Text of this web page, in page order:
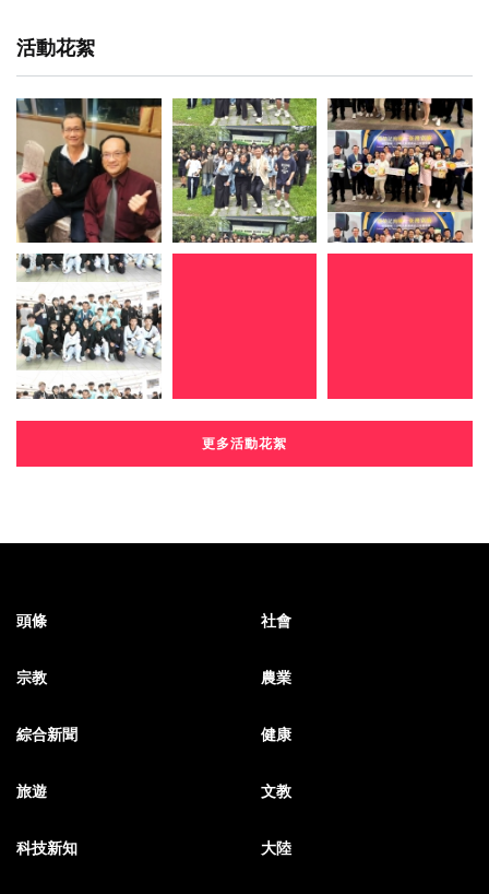
活動花絮
更多活動花絮
頭條 社會
宗教 農業
綜合新聞 健康
旅遊 文教
科技新知 大陸